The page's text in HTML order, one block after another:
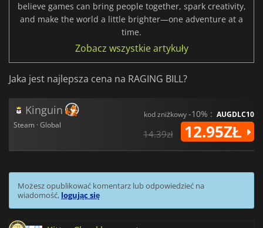
believe games can bring people together, spark creativity,
and make the world a little brighter—one adventure at a
time.
Zobacz wszystkie artykuły
Jaka jest najlepsza cena na RAGING BILL?
Kinguin
Steam · Global
kod zniżkowy-10% : AUGDLC10
14.39zł 12.95ZŁ
Możesz opublikować komentarz lub odpowiedzieć na
wiadomość, logując się